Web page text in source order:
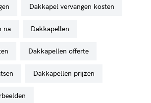
dakkapel vervangen kosten
na dakkapellen
dakkapellen offerte
dakkapellen prijzen